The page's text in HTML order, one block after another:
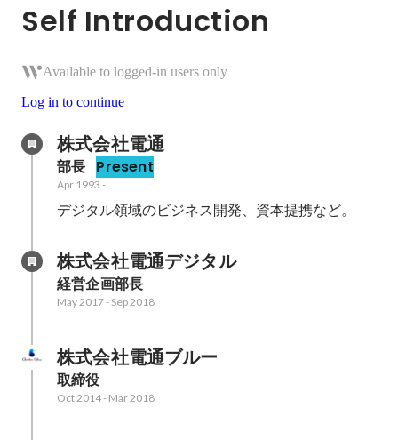
Self Introduction
Available to logged-in users only
Log in to continue
株式会社電通
部長 Present
Apr 1993 -
デジタル領域のビジネス開発、資本提携など。
株式会社電通デジタル
経営企画部長
May 2017- Sep 2018
株式会社電通ブルー
取締役
Oct 2014- Mar 2018